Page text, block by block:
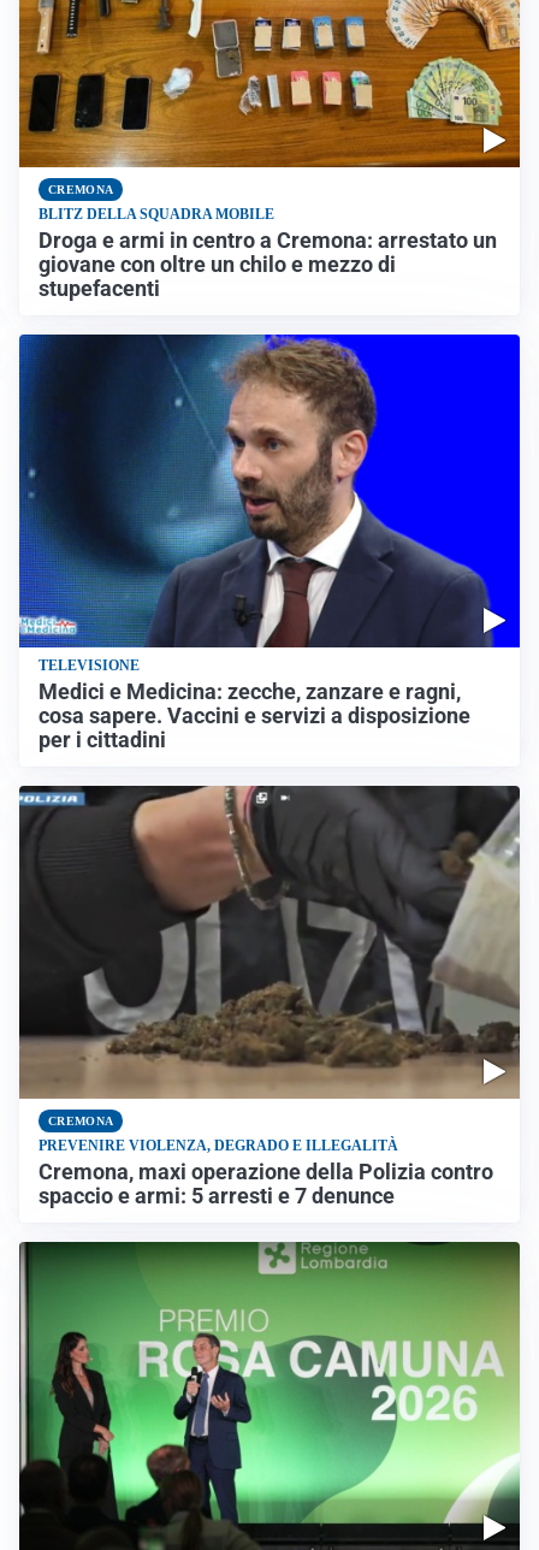
CREMONA
BLITZ DELLA SQUADRA MOBILE
Droga e armi in centro a Cremona: arrestato un
giovane con oltre un chilo e mezzo di
stupefacenti
TELEVISIONE
Medici e Medicina: zecche, zanzare e ragni,
cosa sapere. Vaccini e servizi a disposizione
per i cittadini
CREMONA
PREVENIRE VIOLENZA, DEGRADO E ILLEGALITÀ
Cremona, maxi operazione della Polizia contro
spaccio e armi: 5 arresti e 7 denunce